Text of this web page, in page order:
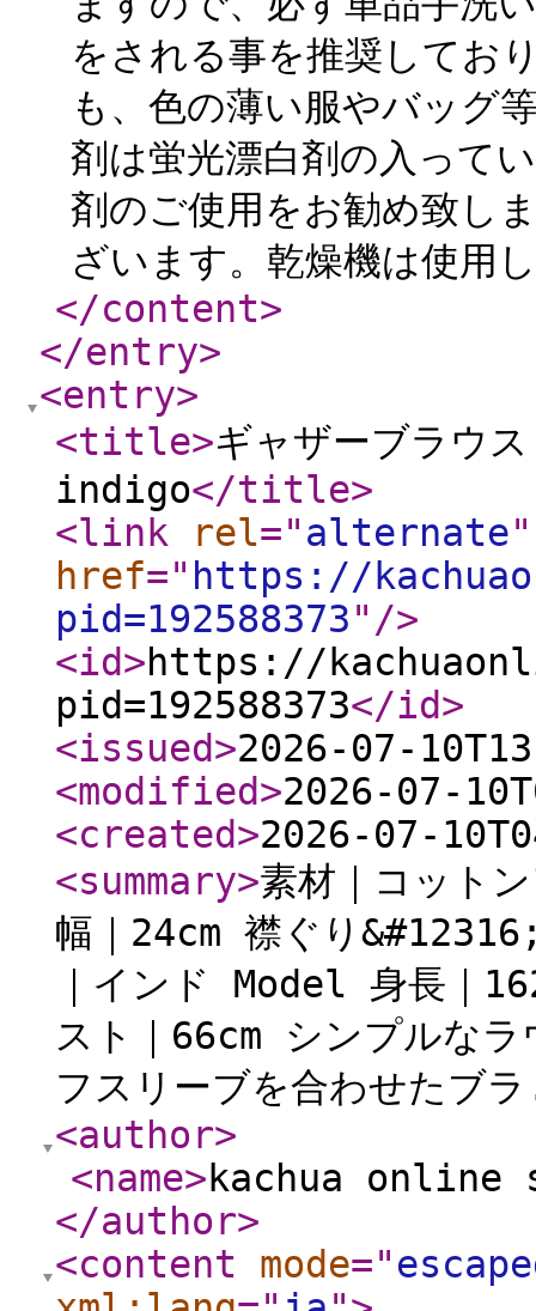
をされる事を推奨してお
も、色の薄い服やバッグ
剤は蛍光漂白剤の入って
剤のご使用をお勧め致し
ざいます。乾燥機は使
</content>
</entry>
<entry>
<title>ギャザーブラ
indigo</title>
<link
rel="alternate"
href=" https://
pid=192588373" />
<id>https://
pid=192588373</id>
<issued>2026-07-
<modified>2026-07-
<created>2026-07-
<summary>素材｜コット
幅｜24cm 襟ぐり
｜インド Model 身長｜
スト｜66cm シンプルな
フスリーブを合わせたブ
<author>
<name>kachua online
</author>
<content
mode="